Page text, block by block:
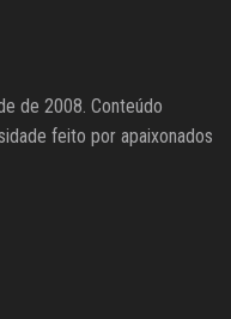
de 2008. Conteúdo
feito por apaixonados